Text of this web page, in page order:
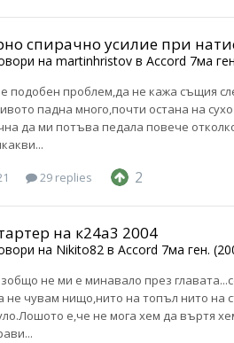
спирачно усилие при
на martinhristov в Accord 7ма
подобен проблем,да не кажа същия
падна много,почти остана на
да ми потъва педала повече
29 replies 2
на к24а3 2004
на Nikito82 в Accord 7ма ген.
не ми е минавало през
не чувам нищо,нито на топъл нито на
е,че не мога хем да въртя